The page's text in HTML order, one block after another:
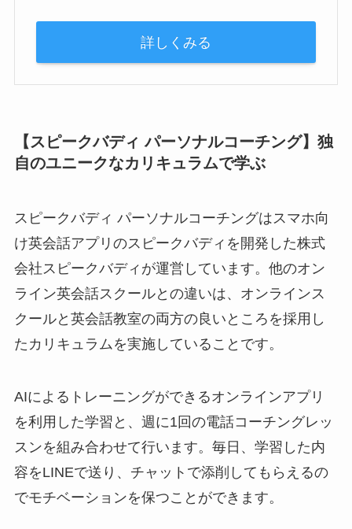
詳しくみる
【スピークバディ パーソナルコーチング】独
自のユニークなカリキュラムで学ぶ
スピークバディ パーソナルコーチングはスマホ向
け英会話アプリのスピークバディを開発した株式
会社スピークバディが運営しています。他のオン
ライン英会話スクールとの違いは、 オンラインス
クールと英会話教室の両方の良いところを採用し
たカリキュラム を実施していることです。
AIによるトレーニングができるオンラインアプリ
を利用した学習と、週に1回の電話コーチングレッ
スンを組み合わせて行います。毎日、学習した内
容をLINEで送り、チャットで添削してもらえるの
でモチベーションを保つことができます。